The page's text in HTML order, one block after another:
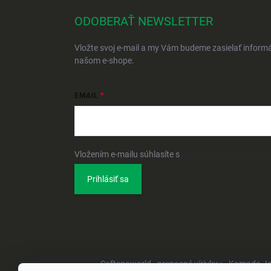
ODOBERAŤ NEWSLETTER
Vložte svoj e-mail a my Vám budeme zasielať
našom e-shope.
EMAIL
Vložením e-mailu súhlasíte s
Prihlásiť sa
Softspaworld - prenosné vírivky • Kamado